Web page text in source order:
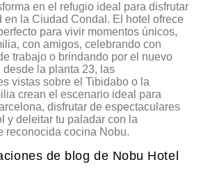
en el refugio ideal para disfrutar
en la Ciudad Condal. El hotel ofrece
para vivir momentos únicos,
con amigos, celebrando con
trabajo o brindando por el nuevo
desde la planta 23, las
vistas sobre el Tibidabo o la
crean el escenario ideal para
disfrutar de espectaculares
y deleitar tu paladar con la
reconocida cocina Nobu.
de blog de Nobu Hotel